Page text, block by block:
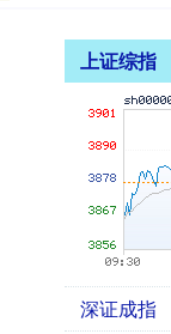
上证综指
深证成指